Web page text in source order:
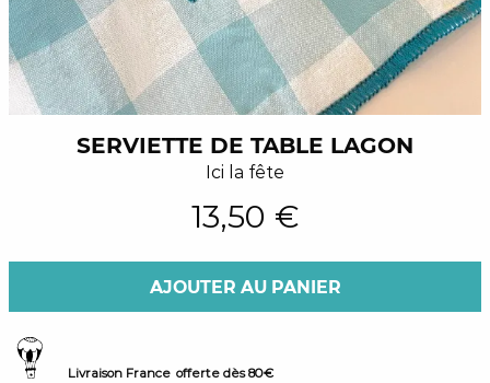
SERVIETTE DE TABLE LAGON
Ici la fête
13,50 €
AJOUTER AU PANIER
Livraison France offerte dès 80€